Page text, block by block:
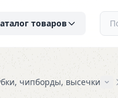
товаров
чипборды, высечки